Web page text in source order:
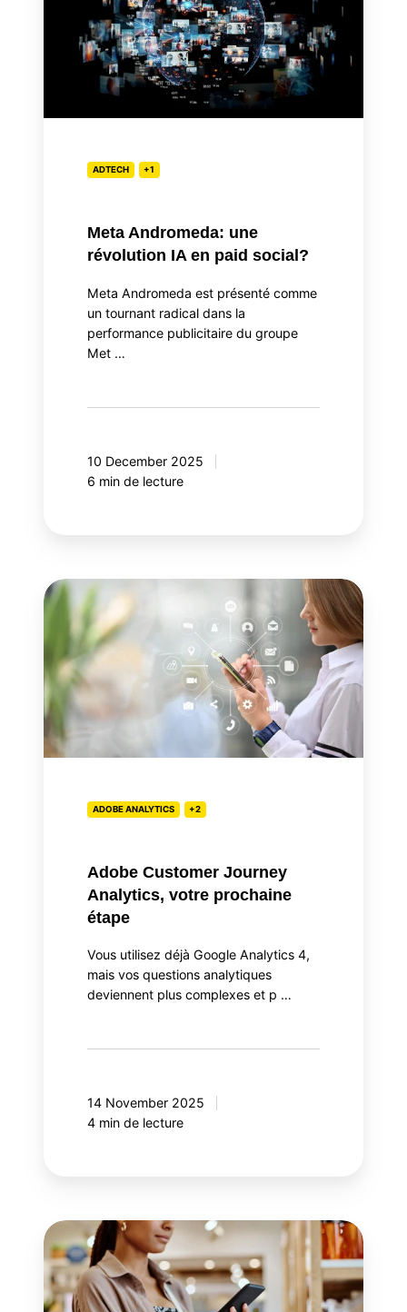
révolution
ADTECH +1
Meta Andromeda: une
révolution IA en paid social?
Meta Andromeda est présenté comme
un tournant radical dans la
performance publicitaire du groupe
Met …
10 December 2025
6 min de lecture
Adobe
Customer
Journey
Analytics,
votre
prochaine
étape
ADOBE ANALYTICS +2
Adobe Customer Journey
Analytics, votre prochaine
étape
Vous utilisez déjà Google Analytics 4,
mais vos questions analytiques
deviennent plus complexes et p …
14 November 2025
4 min de lecture
Comment
l’intelligence
artificielle
transforme